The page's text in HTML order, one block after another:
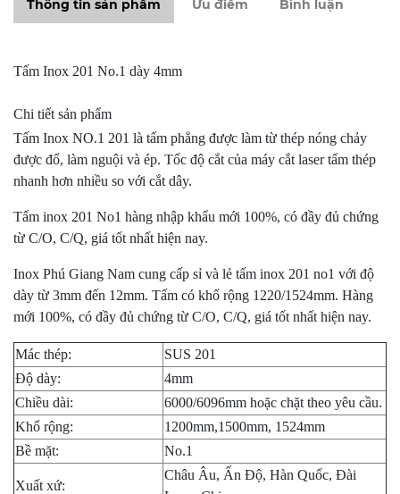
Thông tin sản phẩm Ưu điểm Bình luận
Tấm Inox 201 No.1 dày 4mm
Chi tiết sản phẩm
Tấm Inox NO.1 201 là tấm phẳng được làm từ thép nóng chảy
được đổ, làm nguội và ép. Tốc độ cắt của máy cắt laser tấm thép
nhanh hơn nhiều so với cắt dây.
Tấm inox 201 No1 hàng nhập khẩu mới 100%, có đầy đủ chứng
từ C/O, C/Q, giá tốt nhất hiện nay.
Inox Phú Giang Nam cung cấp sỉ và lẻ tấm inox 201 no1 với độ
dày từ 3mm đến 12mm. Tấm có khổ rộng 1220/1524mm. Hàng
mới 100%, có đầy đủ chứng từ C/O, C/Q, giá tốt nhất hiện nay.
Mác thép:
SUS 201
Độ dày:
4mm
Chiều dài:
6000/6096mm hoặc chặt theo yêu cầu.
Khổ rộng:
1200mm,1500mm, 1524mm
Bề mặt:
No.1
Xuất xứ:
Châu Âu, Ấn Độ, Hàn Quốc, Đài